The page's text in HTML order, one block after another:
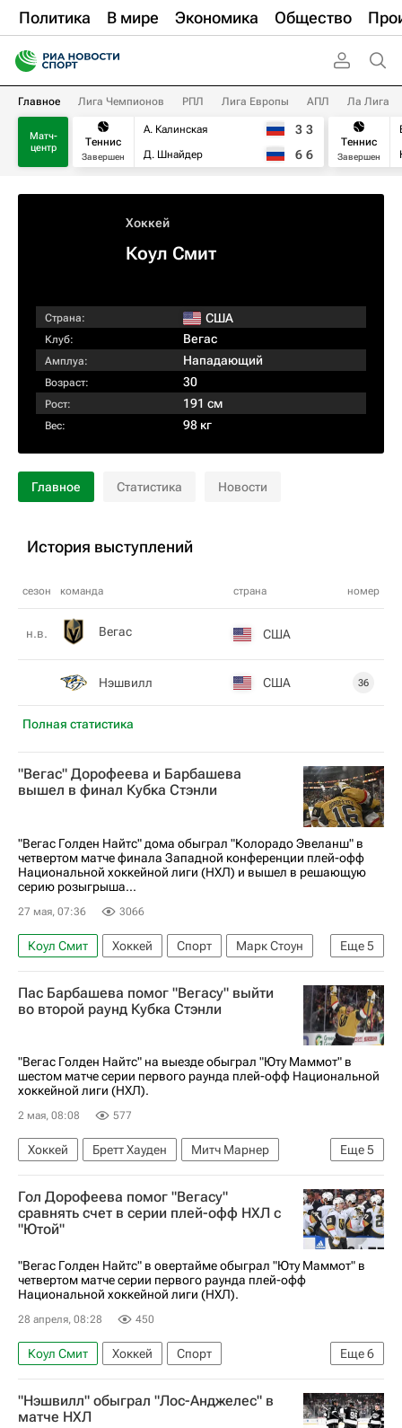
Политика В мире Экономика Общество
Главное Лига Чемпионов РПЛ Лига Европы АПЛ Ла Лига
Матч-
центр
Теннис
Завершен
А. Калинская
Д. Шнайдер
3 3
6 6
Теннис
Завершен
Хоккей
Коул Смит
Страна: США
Клуб: Вегас
Амплуа: Нападающий
Возраст: 30
Рост: 191 см
Вес: 98 кг
Главное Статистика Новости
История выступлений
сезон команда страна номер
Полная статистика
н.в. Вегас США
Нэшвилл США 36
"Вегас" Дорофеева и Барбашева
вышел в финал Кубка Стэнли
"Вегас Голден Найтс" дома обыграл "Колорадо Эвеланш" в
четвертом матче финала Западной конференции плей-офф
Национальной хоккейной лиги (НХЛ) и вышел в решающую
серию розыгрыша...
27 мая, 07:36 3066
Еще5
Коул Смит Хоккей Спорт
Марк Стоун
Габриэль Ландескуг
Вегас Голден Найтс
Колорадо Эвеланш
Монреаль Канадиенс
Пас Барбашева помог "Вегасу" выйти
во второй раунд Кубка Стэнли
"Вегас Голден Найтс" на выезде обыграл "Юту Маммот" в
шестом матче серии первого раунда плей-офф Национальной
хоккейной лиги (НХЛ).
2 мая, 08:08 577
Еще5
Хоккей Бретт Хауден
Митч Марнер
Колтон Сиссонс
Вегас Голден Найтс
Юта Маммот
Анахайм Дакс
Национальная хоккейная лига (НХЛ)
Гол Дорофеева помог "Вегасу"
сравнять счет в серии плей-офф НХЛ с
"Ютой"
"Вегас Голден Найтс" в овертайме обыграл "Юту Маммот" в
четвертом матче серии первого раунда плей-офф
Национальной хоккейной лиги (НХЛ).
28 апреля, 08:28 450
Еще6
Коул Смит Хоккей
Спорт
Павел Дорофеев (хоккей)
Бретт Хауден
Ши Теодор
Юта Маммот
"Нэшвилл" обыграл "Лос-Анджелес" в
матче НХЛ